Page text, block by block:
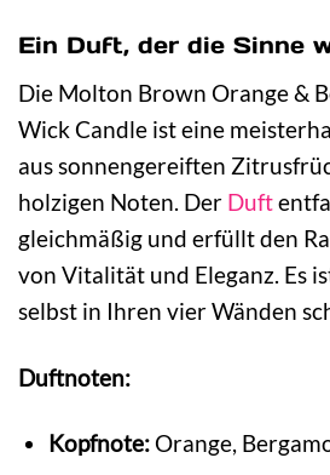
Ein Duft, der die Sinne
Die Molton Brown Orange &
Wick Candle ist eine
aus sonnengereiften
holzigen Noten. Der Duft
gleichmäßig und erfüllt den
von Vitalität und Eleganz. Es
selbst in Ihren vier Wänden
Duftnoten:
Kopfnote:Orange,